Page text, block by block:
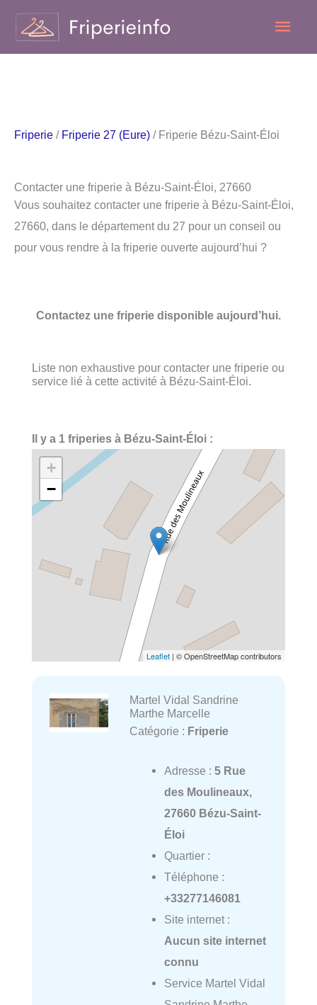
contenu
Friperie / Friperie 27 (Eure) / Friperie Bézu-Saint-Éloi
Contacter une friperie à Bézu-Saint-Éloi, 27660
Vous souhaitez contacter une friperie à Bézu-Saint-Éloi,
27660, dans le département du 27 pour un conseil ou
pour vous rendre à la friperie ouverte aujourd’hui ?
Contactez une friperie disponible aujourd’hui.
Liste non exhaustive pour contacter une friperie ou
service lié à cette activité à Bézu-Saint-Éloi.
Il y a 1 friperies à Bézu-Saint-Éloi :
+
−
Leaflet | © OpenStreetMap contributors
Martel Vidal Sandrine
Marthe Marcelle
Catégorie : Friperie
Adresse : 5 Rue
des Moulineaux,
27660 Bézu-Saint-
Éloi
Quartier :
Téléphone :
+33277146081
Site internet :
Aucun site internet
connu
Service Martel Vidal